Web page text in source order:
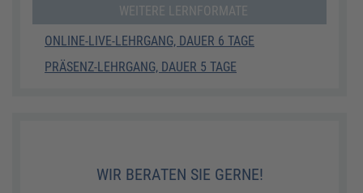
WEITERE LERNFORMATE
ONLINE-LIVE-LEHRGANG, DAUER 6 TAGE
PRÄSENZ-LEHRGANG, DAUER 5 TAGE
WIR BERATEN SIE GERNE!